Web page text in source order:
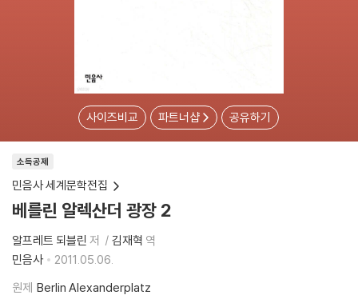
사이즈비교 파트너샵 공유하기
소득공제
민음사 세계문학전집
베를린 알렉산더 광장 2
알프레트 되블린 저 김재혁 역
민음사
2011.05.06.
원제 Berlin Alexanderplatz